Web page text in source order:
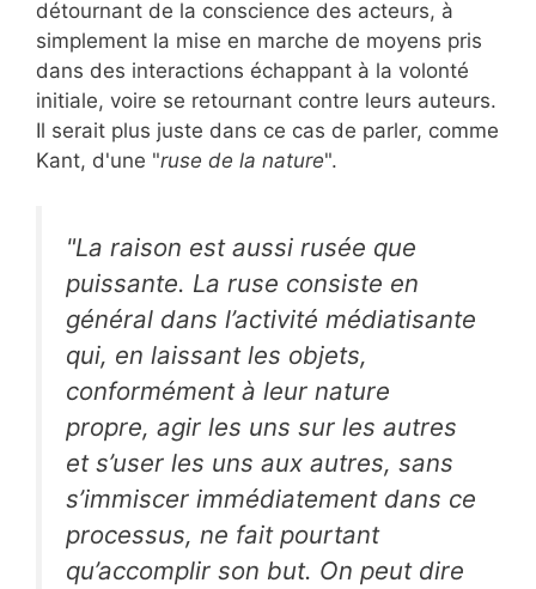
détournant de la conscience des acteurs, à
simplement la mise en marche de moyens pris
dans des interactions échappant à la volonté
initiale, voire se retournant contre leurs auteurs.
Il serait plus juste dans ce cas de parler, comme
Kant, d'une "ruse de la nature".
"La raison est aussi rusée que
puissante. La ruse consiste en
général dans l’activité médiatisante
qui, en laissant les objets,
conformément à leur nature
propre, agir les uns sur les autres
et s’user les uns aux autres, sans
s’immiscer immédiatement dans ce
processus, ne fait pourtant
qu’accomplir son but. On peut dire